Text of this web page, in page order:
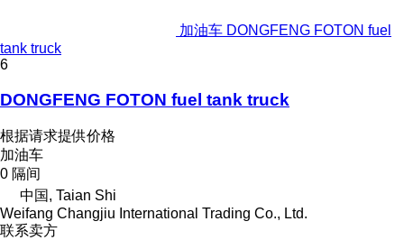
加油车 DONGFENG FOTON fuel
tank truck
6
DONGFENG FOTON fuel tank truck
根据请求提供价格
加油车
0 隔间
中国, Taian Shi
Weifang Changjiu International Trading Co., Ltd.
联系卖方